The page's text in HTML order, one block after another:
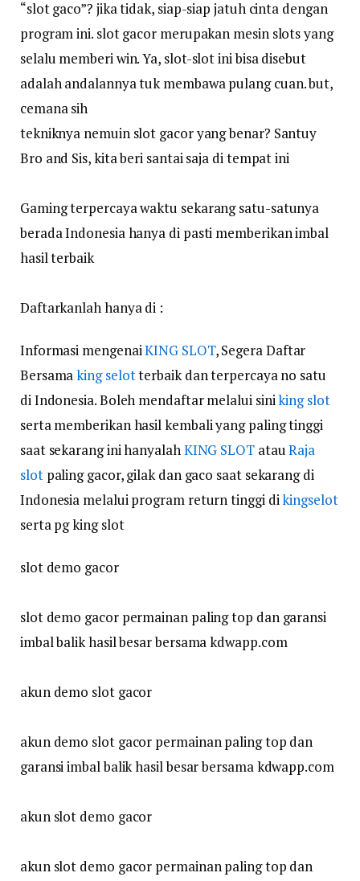
“slot gaco”? jika tidak, siap-siap jatuh cinta dengan
program ini. slot gacor merupakan mesin slots yang
selalu memberi win. Ya, slot-slot ini bisa disebut
adalah andalannya tuk membawa pulang cuan. but,
cemana sih
tekniknya nemuin slot gacor yang benar? Santuy
Bro and Sis, kita beri santai saja di tempat ini
Gaming terpercaya waktu sekarang satu-satunya
berada Indonesia hanya di pasti memberikan imbal
hasil terbaik
Daftarkanlah hanya di :
Informasi mengenaiKING SLOT, Segera Daftar
Bersamaking selotterbaik dan terpercaya no satu
di Indonesia. Boleh mendaftar melalui siniking slot
serta memberikan hasil kembali yang paling tinggi
saat sekarang ini hanyalahKING SLOTatauRaja
slotpaling gacor, gilak dan gaco saat sekarang di
Indonesia melalui program return tinggi dikingselot
serta pg king slot
slot demo gacor
slot demo gacor permainan paling top dan garansi
imbal balik hasil besar bersama kdwapp.com
akun demo slot gacor
akun demo slot gacor permainan paling top dan
garansi imbal balik hasil besar bersama kdwapp.com
akun slot demo gacor
akun slot demo gacor permainan paling top dan